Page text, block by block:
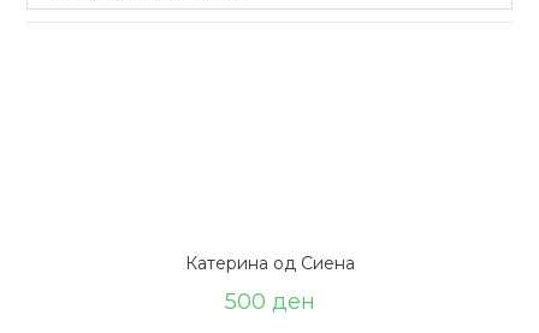
Катерина од Сиена
500 ден